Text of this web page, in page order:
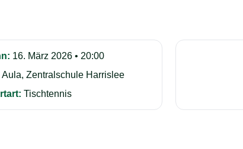
16. März 2026 • 20:00
Aula, Zentralschule Harrislee
Tischtennis